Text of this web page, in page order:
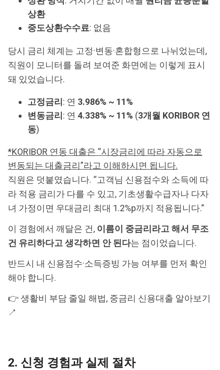
상환
중도상환수수료: 없음
당시 금리 체계는 고정·변동·혼합형으로 나뉘었는데,
직원이 모니터를 돌려 보여준 화면에는 이렇게 표시
돼 있었습니다.
고정금리 : 연 3.986% ~ 11%
변동금리 : 연 4.338% ~ 11% (3개월 KORIBOR 연
동)
*KORIBOR 연동 대출은 “시장금리에 따라 자동으로
변동되는 대출금리”라고 이해하시면 됩니다.
직원은 덧붙였습니다. “고객님 신용점수와 소득에 따
라 적용 금리가 다를 수 있고, 기초생활수급자나 다자
녀 가정이면 우대금리 최대 1.2%p까지 적용됩니다.”
이 경험에서 깨달은 건, 이름이 중금리라고 해서 무조
건 유리하다고 생각하면 안 된다는 점이었습니다.
반드시 내 신용점수·소득증빙 가능 여부를 먼저 확인
해야 합니다.
👉 생활비 부담 줄일 해법, 중금리 신용대출 알아보기
↗
2. 신청 경험과 실제 절차